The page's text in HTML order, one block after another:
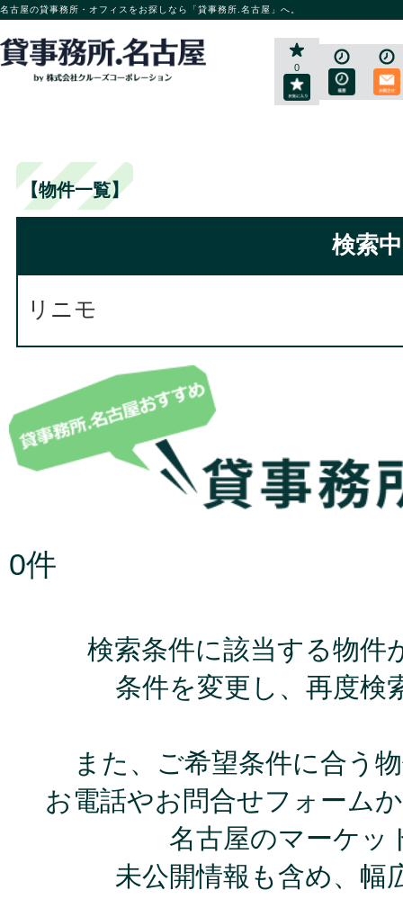
名古屋の貸事務所・オフィスをお探しなら「貸事務所.名古屋」へ。
0
【物件一覧】
検索
リニモ
0件
検索条件に該当する物件
条件を変更し、再度検
また、ご希望条件に合う
お電話やお問合せフォーム
名古屋のマーケッ
未公開情報も含め、幅